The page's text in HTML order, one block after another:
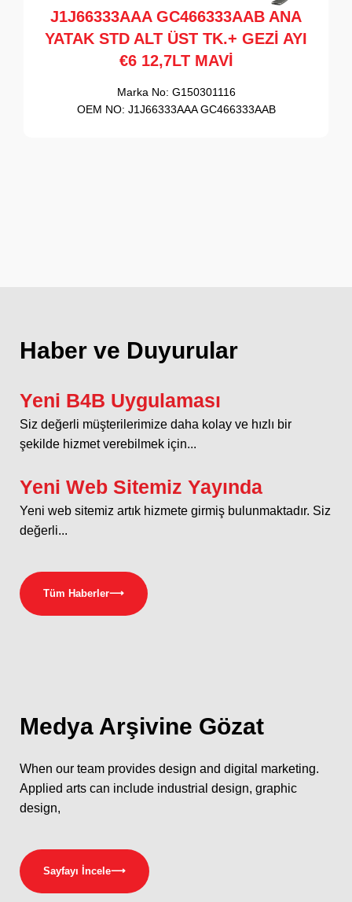
J1J66333AAA GC466333AAB ANA
YATAK STD ALT ÜST TK.+ GEZİ AYI
€6 12,7LT MAVİ
Marka No: G150301116
OEM NO: J1J66333AAA GC466333AAB
Haber ve Duyurular
Yeni B4B Uygulaması
Siz değerli müşterilerimize daha kolay ve hızlı bir
şekilde hizmet verebilmek için...
Yeni Web Sitemiz Yayında
Yeni web sitemiz artık hizmete girmiş bulunmaktadır. Siz
değerli...
Tüm Haberler⟶
Medya Arşivine Gözat
When our team provides design and digital marketing.
Applied arts can include industrial design, graphic
design,
Sayfayı İncele⟶